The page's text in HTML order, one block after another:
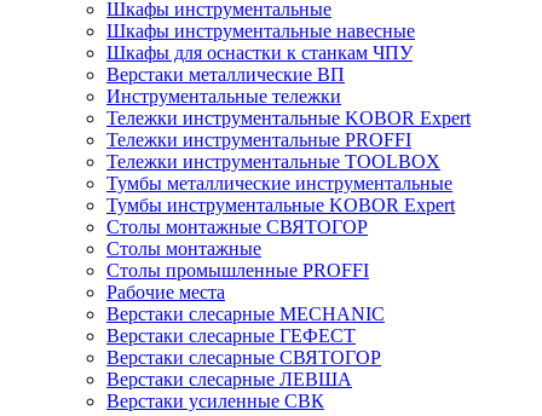
Шкафы инструментальные
Шкафы инструментальные навесные
Шкафы для оснастки к станкам ЧПУ
Верстаки металлические ВП
Инструментальные тележки
Тележки инструментальные KOBOR Expert
Тележки инструментальные PROFFI
Тележки инструментальные TOOLBOX
Тумбы металлические инструментальные
Тумбы инструментальные KOBOR Expert
Столы монтажные СВЯТОГОР
Столы монтажные
Столы промышленные PROFFI
Рабочие места
Верстаки слесарные MECHANIC
Верстаки слесарные ГЕФЕСТ
Верстаки слесарные СВЯТОГОР
Верстаки слесарные ЛЕВША
Верстаки усиленные СВК